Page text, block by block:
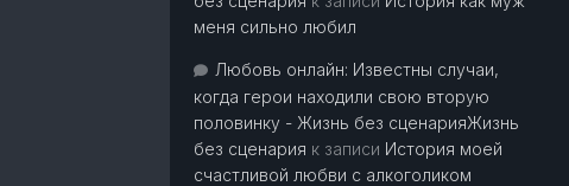
меня сильно любил
Любовь онлайн: Известны случаи,
когда герои находили свою вторую
половинку - Жизнь без сценарияЖизнь
без сценария к записи История моей
счастливой любви с алкоголиком